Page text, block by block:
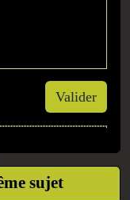
Valider
sujet